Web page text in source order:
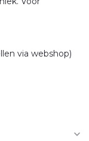
via webshop)